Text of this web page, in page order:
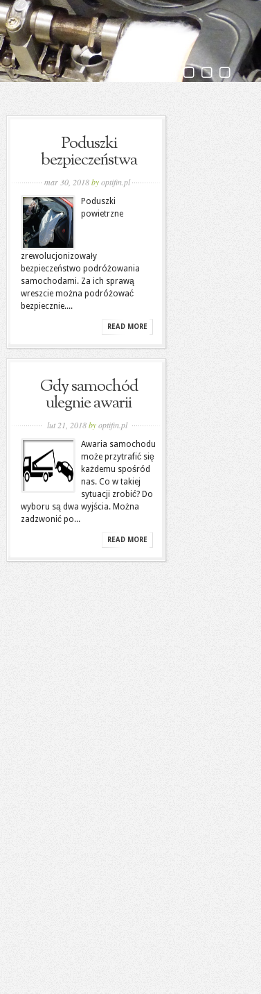
Poduszki
bezpieczeństwa
mar 30, 2018byoptifin.pl
Poduszki
powietrzne
zrewolucjonizowały
bezpieczeństwo podróżowania
samochodami. Za ich sprawą
wreszcie można podróżować
bezpiecznie....
READ MORE
Gdy samochód
ulegnie awarii
lut 21, 2018byoptifin.pl
Awaria samochodu
może przytrafić się
każdemu spośród
nas. Co w takiej
sytuacji zrobić? Do
wyboru są dwa wyjścia. Można
zadzwonić po...
READ MORE